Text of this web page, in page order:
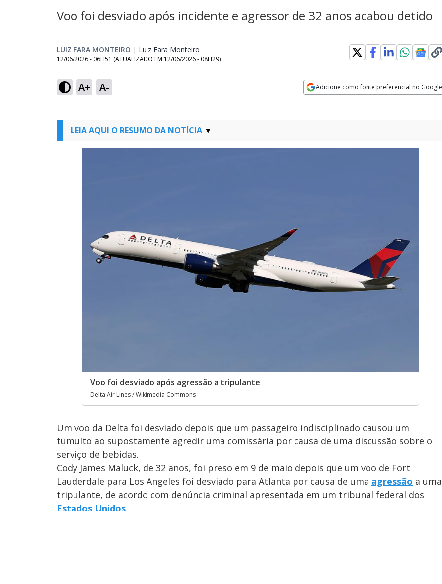
Voo foi desviado após incidente e agressor de 32 anos acabou detido
LUIZ FARA MONTEIRO | Luiz Fara Monteiro
12/06/2026 - 06H51 (ATUALIZADO EM 12/06/2026 - 08H29)
A+ A- Adicione como fonte preferencial no Google
LEIA AQUI O RESUMO DA NOTÍCIA
Voo foi desviado após agressão a tripulante
Delta Air Lines / Wikimedia Commons
Um voo da Delta foi desviado depois que um passageiro indisciplinado causou um
tumulto ao supostamente agredir uma comissária por causa de uma discussão sobre o
serviço de bebidas.
Cody James Maluck, de 32 anos, foi preso em 9 de maio depois que um voo de Fort
Lauderdale para Los Angeles foi desviado para Atlanta por causa de uma agressão a uma
tripulante, de acordo com denúncia criminal apresentada em um tribunal federal dos
Estados Unidos.